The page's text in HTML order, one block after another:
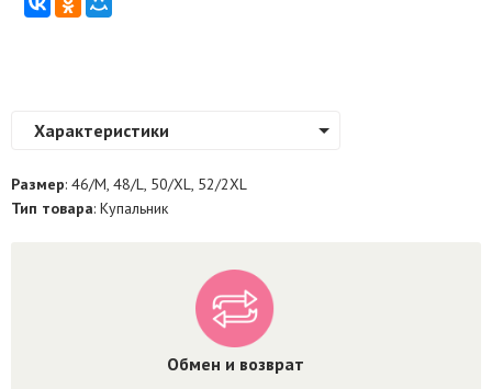
Обмен и возврат
Характеристики
Размер: 46/M, 48/L, 50/XL, 52/2XL
Тип товара: Купальник